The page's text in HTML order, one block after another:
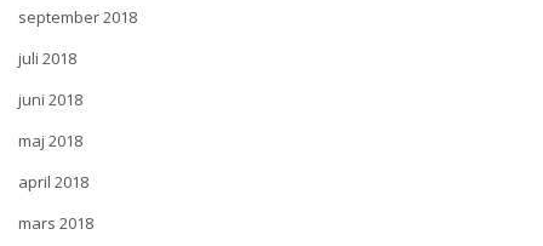
september 2018
juli 2018
juni 2018
maj 2018
april 2018
mars 2018